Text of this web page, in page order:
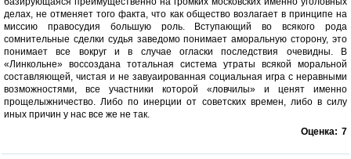
делах, не отменяет того факта, что как общество возлагает в принципе на
миссию правосудия большую роль. Вступающий во всякого рода
сомнительные сделки судья заведомо понимает аморальную сторону, это
понимает все вокруг и в случае огласки последствия очевидны. В
«Линкольне» воссоздана тотальная система утраты всякой моральной
составляющей, чистая и не завуаированная социальная игра с неравными
возможностями, все участники которой «ловчилы» и ценят именно
прощелыжничество. Либо по инерции от советских времен, либо в силу
иных причин у нас все же не так.
Оценка: 7